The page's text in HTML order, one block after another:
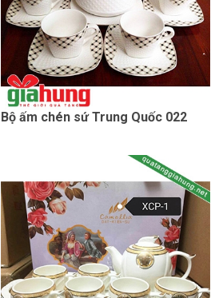
Bộ ấm chén sứ Trung Quốc 022